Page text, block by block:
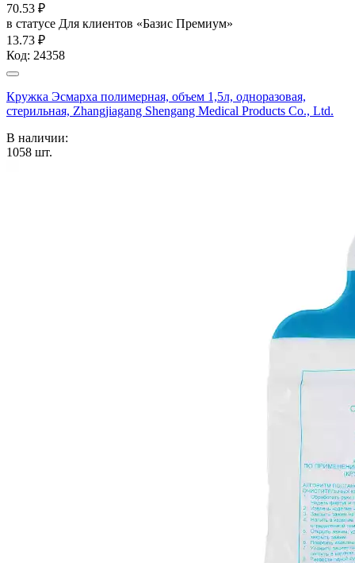
70.53 ₽
в статусе Для клиентов «Базис Премиум»
13.73 ₽
Код: 24358
Кружка Эсмарха полимерная, объем 1,5л, одноразовая,
стерильная, Zhangjiagang Shengang Medical Products Co., Ltd.
В наличии:
1058 шт.